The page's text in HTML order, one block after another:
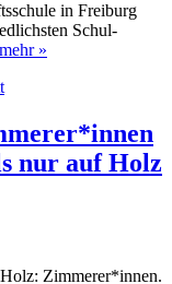
in Freiburg
Schul-
mehr »
nur auf Holz
Zimmerer*innen.